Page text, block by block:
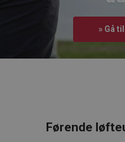
» Gå
Førende